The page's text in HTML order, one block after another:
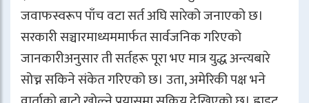
जवाफस्वरूप पाँच वटा सर्त अघि सारेको जनाएको छ।
सरकारी सञ्चारमाध्यममार्फत सार्वजनिक गरिएको
जानकारीअनुसार ती सर्तहरू पूरा भए मात्र युद्ध अन्त्यबारे
सोच्न सकिने संकेत गरिएको छ। उता, अमेरिकी पक्ष भने